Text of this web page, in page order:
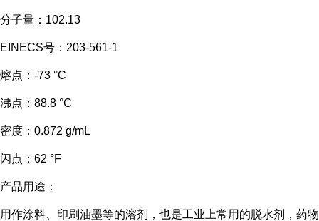
分子量：102.13
EINECS号：203-561-1
熔点：-73 °C
沸点：88.8 °C
密度：0.872 g/mL
闪点：62 °F
产品用途：
用作涂料、印刷油墨等的溶剂，也是工业上常用的脱水剂，药物